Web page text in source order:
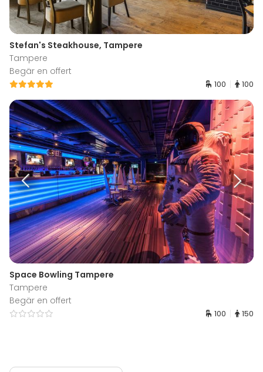
Stefan's Steakhouse, Tampere
Tampere
Begär en offert
100 100
Space Bowling Tampere
Tampere
Begär en offert
100 150